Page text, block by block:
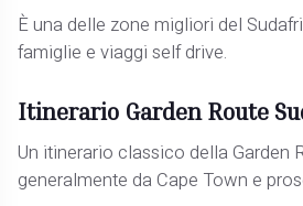
È una delle zone migliori del
famiglie e viaggi self drive.
Itinerario Garden Route
Un itinerario classico della Garden
generalmente da Cape Town e